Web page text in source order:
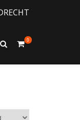
Toon
0